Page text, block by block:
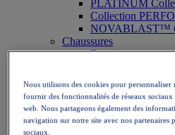
PLATINUM
Collection
NOVABLAST™
Chaussures
Running
Tennis
Volley
Handball
Padel
Nous utilisons des cookies pour
fournir des fonctionnalités de réseaux
web. Nous partageons également des
navigation sur notre site avec nos partenaires
sociaux.